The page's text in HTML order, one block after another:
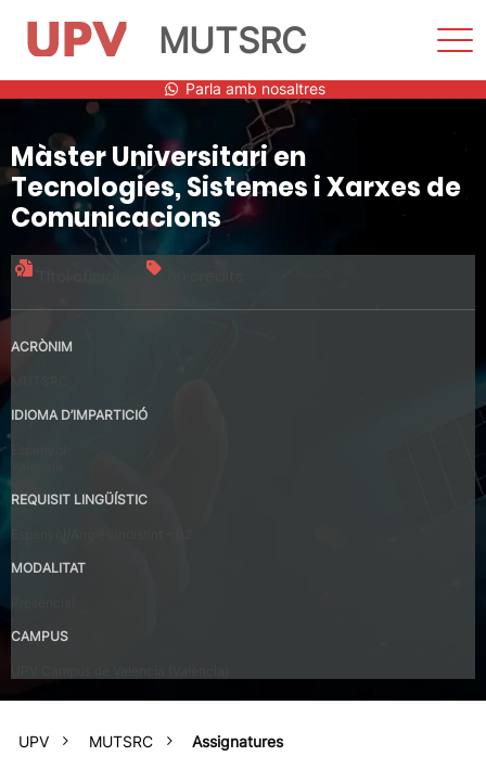
contingut
MUTSRC
Parla amb nosaltres
Màster Universitari en
Tecnologies, Sistemes i Xarxes de
Comunicacions
ACRÒNIM
IDIOMA D’IMPARTICIÓ
REQUISIT LINGÜÍSTIC
MODALITAT
CAMPUS
UPV MUTSRC Assignatures